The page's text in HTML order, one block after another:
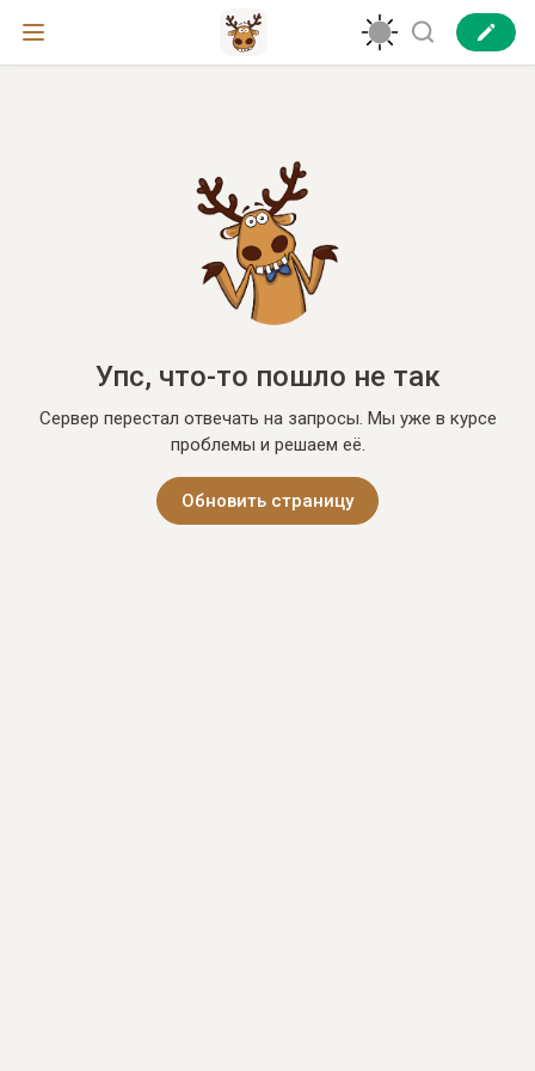
Упс, что-то пошло не так
Сервер перестал отвечать на запросы. Мы уже в курсе
проблемы и решаем её.
Обновить страницу